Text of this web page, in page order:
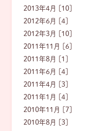
2013年4月 [10]
2012年6月 [4]
2012年3月 [10]
2011年11月 [6]
2011年8月 [1]
2011年6月 [4]
2011年4月 [3]
2011年1月 [4]
2010年11月 [7]
2010年8月 [3]